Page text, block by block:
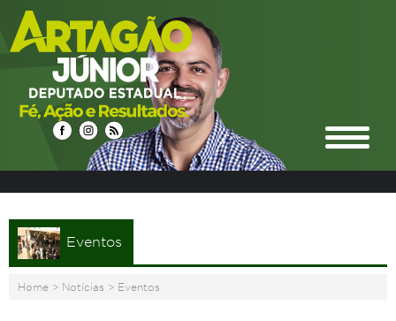
Eventos
Home > Notícias > Eventos